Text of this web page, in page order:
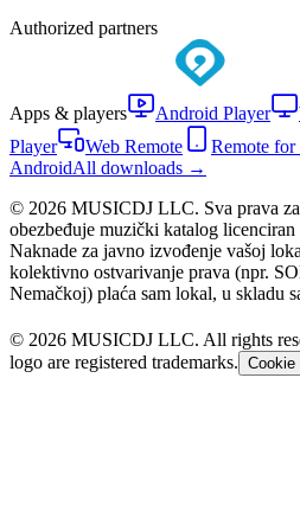
Authorized partners
Apps & players Android Player
Player
Web Remote Remote for
AndroidAll downloads →
© 2026 MUSICDJ LLC. Sva prava
obezbeđuje muzički katalog
Naknade za javno izvođenje vašoj
kolektivno ostvarivanje prava (npr.
Nemačkoj) plaća sam lokal, u skladu
© 2026 MUSICDJ LLC. All rights
logo are registered trademarks. Cookie